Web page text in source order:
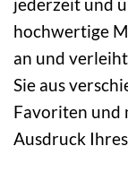
hochwertige
an und
Sie aus
Favoriten und
Ausdruck